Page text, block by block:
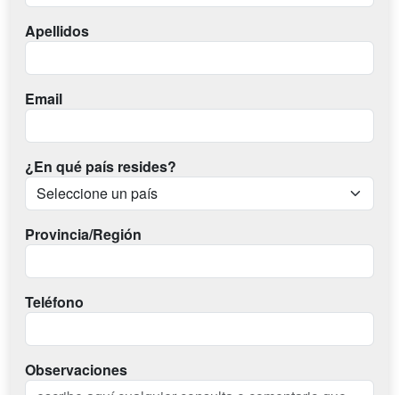
Apellidos
Email
¿En qué país resides?
Provincia/Región
Teléfono
Observaciones